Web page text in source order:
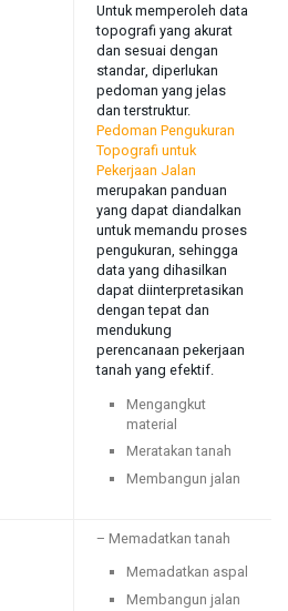
Untuk memperoleh data
topografi yang akurat
dan sesuai dengan
standar, diperlukan
pedoman yang jelas
dan terstruktur.
Pedoman Pengukuran
Topografi untuk
Pekerjaan Jalan
merupakan panduan
yang dapat diandalkan
untuk memandu proses
pengukuran, sehingga
data yang dihasilkan
dapat diinterpretasikan
dengan tepat dan
mendukung
perencanaan pekerjaan
tanah yang efektif.
Mengangkut
material
Meratakan tanah
Membangun jalan
– Memadatkan tanah
Memadatkan aspal
Membangun jalan